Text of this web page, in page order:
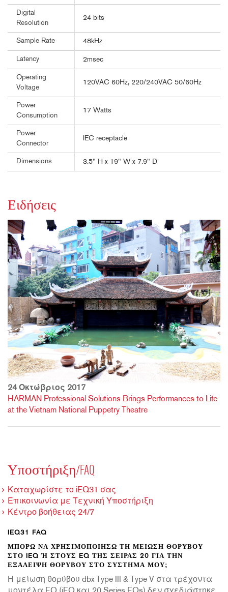
Digital
Resolution
24 bits
Sample Rate 48kHz
Latency 2msec
Operating
Voltage
120VAC 60Hz, 220/240VAC 50/60Hz
Power
Consumption
17 Watts
Power
Connector
IEC receptacle
Dimensions 3.5" H x 19" W x 7.9" D
Ειδήσεις
24 Οκτώβριος 2017
HARMAN Professional Solutions Brings Performances to Life
at the Vietnam National Puppetry Theatre
Υποστήριξη/FAQ
Καταχωρίστε το iEQ31 σας
Επικοινωνία με Τεχνική Υποστήριξη
Κέντρο βοήθειας 24/7
IEQ31 FAQ
ΜΠΟΡΏ ΝΑ ΧΡΗΣΙΜΟΠΟΙΉΣΩ ΤΗ ΜΕΊΩΣΗ ΘΟΡΎΒΟΥ
ΣΤΟ IEQ Ή ΣΤΟΥΣ EQ ΤΗΣ ΣΕΙΡΆΣ 20 ΓΙΑ ΤΗΝ Ε
ΞΆΛΕΙΨΗ ΘΟΡΎΒΟΥ ΣΤΟ ΣΎΣΤΗΜΆ ΜΟΥ;
Η μείωση θορύβου dbx Type III & Type V στα τρέχοντα